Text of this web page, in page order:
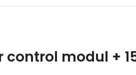
control modul +